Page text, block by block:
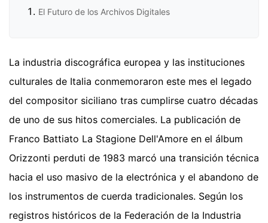
El Futuro de los Archivos Digitales
La industria discográfica europea y las instituciones
culturales de Italia conmemoraron este mes el legado
del compositor siciliano tras cumplirse cuatro décadas
de uno de sus hitos comerciales. La publicación de
Franco Battiato La Stagione Dell'Amore en el álbum
Orizzonti perduti de 1983 marcó una transición técnica
hacia el uso masivo de la electrónica y el abandono de
los instrumentos de cuerda tradicionales. Según los
registros históricos de la Federación de la Industria